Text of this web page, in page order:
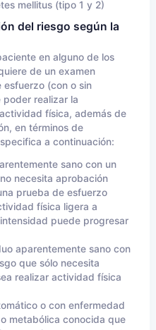
mellitus (tipo 1 y 2)
del riesgo según la
en alguno de los
de un examen
(con o sin
poder realizar la
física, además de
en términos de
a continuación:
sano con un
necesita aprobación
prueba de esfuerzo
física ligera a
puede progresar
aparentemente sano con
que sólo necesita
realizar actividad física
o con enfermedad
metabólica conocida que